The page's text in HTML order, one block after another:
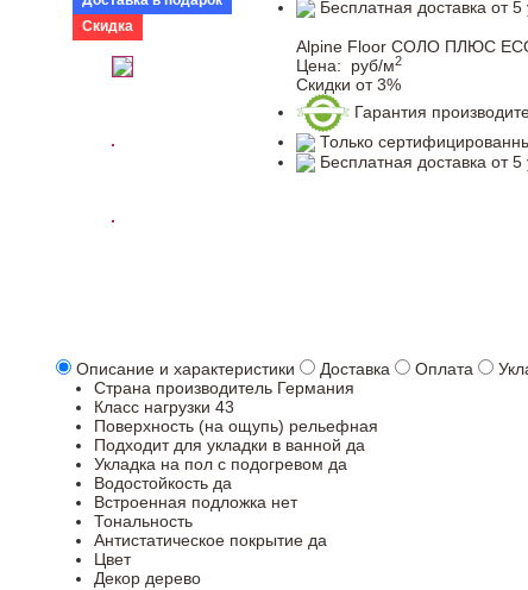
Скидка
Бесплатная доставка от 5
Alpine Floor СОЛО ПЛЮС
Цена:
руб/м2
Скидки от 3%
Гарантия
Только
Бесплатная доставка от 5
Описание и характеристики Доставка Оплата
Страна производитель Германия
Класс нагрузки 43
Поверхность (на ощупь) рельефная
Подходит для укладки в ванной да
Укладка на пол c подогревом да
Водостойкость да
Встроенная подложка нет
Тональность
Антистатическое покрытие да
Цвет
Декор дерево